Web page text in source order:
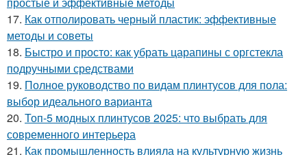
17. Как отполировать черный пластик: эффективные
методы и советы
18. Быстро и просто: как убрать царапины с оргстекла
подручными средствами
19. Полное руководство по видам плинтусов для пола:
выбор идеального варианта
20. Топ-5 модных плинтусов 2025: что выбрать для
современного интерьера
21. Как промышленность влияла на культурную жизнь